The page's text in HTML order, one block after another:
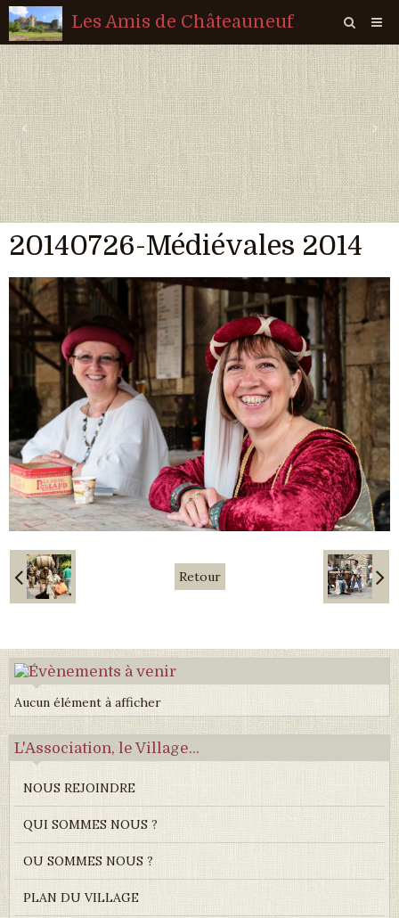
Les Amis de Châteauneuf
Page d'accueil
Livre d'or
Agenda
Quiz
Vidéos
Album
Contact
Sondages
‹ ›
20140726-Médiévales 2014
Retour
Aucun élément à afficher
L'Association, le Village...
NOUS REJOINDRE
QUI SOMMES NOUS ?
OU SOMMES NOUS ?
PLAN DU VILLAGE